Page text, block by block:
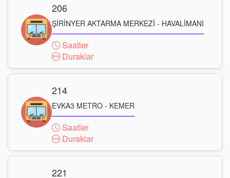
206
ŞİRİNYER AKTARMA MERKEZİ - HAVALİMANI
Saatler
Duraklar
214
EVKA3 METRO - KEMER
Saatler
Duraklar
221